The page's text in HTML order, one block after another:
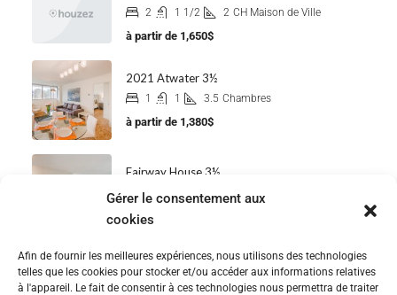
Gérer le consentement aux
cookies
Afin de fournir les meilleures expériences, nous utilisons des technologies
telles que les cookies pour stocker et/ou accéder aux informations relatives
à l'appareil. Le fait de consentir à ces technologies nous permettra de traiter
2 1 1/2 2 CH Maison de Ville
à partir de 1,650$
2021 Atwater 3½
1 1 3.5 Chambres
à partir de 1,380$
Fairway House 3½
Chambres
à partir de